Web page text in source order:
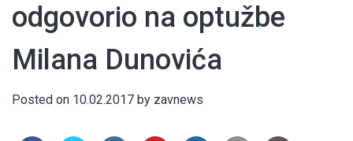
odgovorio na optužbe
Milana Dunovića
Posted on 10.02.2017 by zavnews